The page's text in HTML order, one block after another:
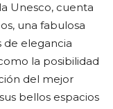
Unesco, cuenta
una fabulosa
de elegancia
la posibilidad
del mejor
bellos espacios